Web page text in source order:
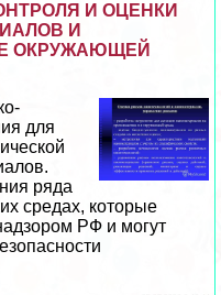
И ОЦЕНКИ
И
ОКРУЖАЮЩЕЙ
для
ряда
средах, которые
РФ и могут